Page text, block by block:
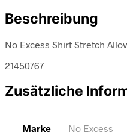
Beschreibung
No Excess Shirt Stretch
21450767
Zusätzliche
Marke No Excess